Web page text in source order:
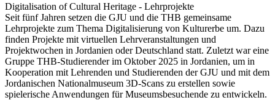
Digitalisation of Cultural Heritage - Lehrprojekte
Seit fünf Jahren setzen die GJU und die THB gemeinsame
Lehrprojekte zum Thema Digitalisierung von Kulturerbe um. Dazu
finden Projekte mit virtuellen Lehrveranstaltungen und
Projektwochen in Jordanien oder Deutschland statt. Zuletzt war eine
Gruppe THB-Studierender im Oktober 2025 in Jordanien, um in
Kooperation mit Lehrenden und Studierenden der GJU und mit dem
Jordanischen Nationalmuseum 3D-Scans zu erstellen sowie
spielerische Anwendungen für Museumsbesuchende zu entwickeln.